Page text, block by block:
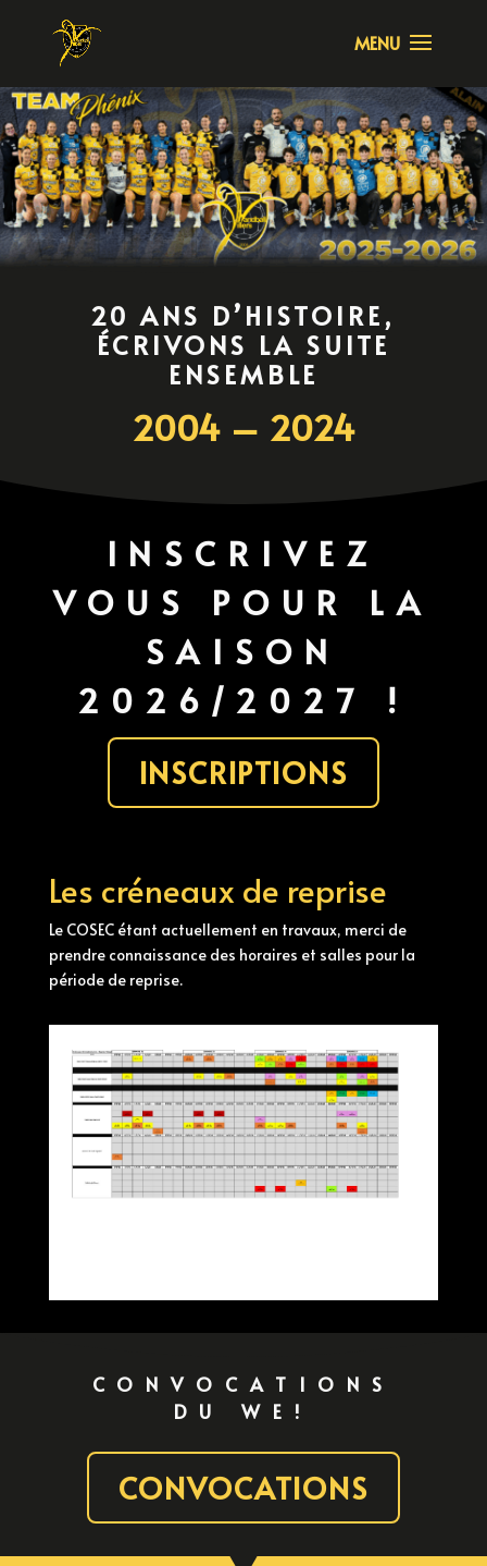
20 ANS D’HISTOIRE,
ÉCRIVONS LA SUITE
ENSEMBLE
2004 – 2024
INSCRIVEZ
VOUS POUR LA
SAISON
2026/2027 !
INSCRIPTIONS
Les créneaux de reprise
Le COSEC étant actuellement en travaux, merci de
prendre connaissance des horaires et salles pour la
période de reprise.
CONVOCATIONS
DU WE!
CONVOCATIONS